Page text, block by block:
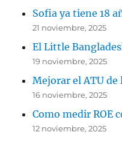
Sofia ya tiene 18
21 noviembre, 2025
El Little
19 noviembre, 2025
Mejorar el ATU
16 noviembre, 2025
Como medir ROE
12 noviembre, 2025